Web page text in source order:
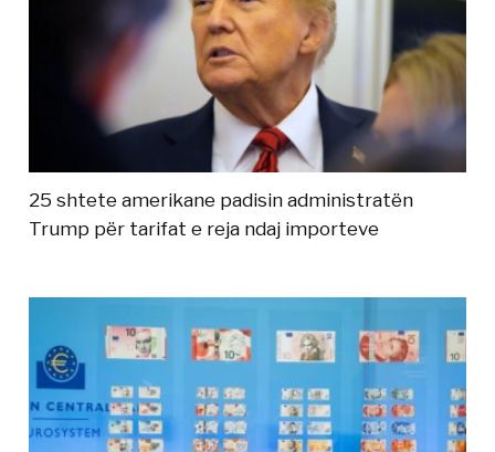
25 shtete amerikane padisin administratën
Trump për tarifat e reja ndaj importeve